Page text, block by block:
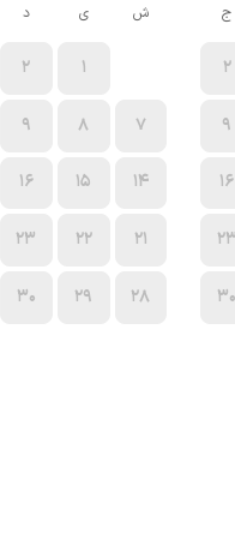
ج
2
9
16
23
30
ش ی د
1
2
7
8
9
14
15
16
21
22
23
28
29
30